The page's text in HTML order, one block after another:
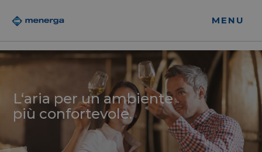
MENU
L‘aria per un ambiente
più confortevole.